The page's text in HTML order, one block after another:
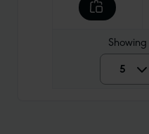
Showing
5 5